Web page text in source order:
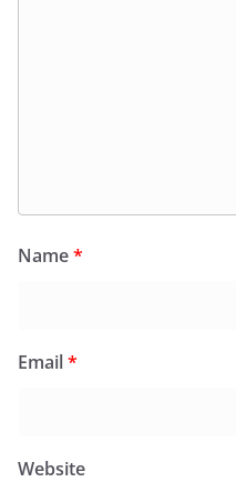
Name*
Email*
Website